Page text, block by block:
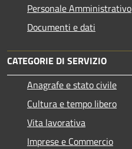
Personale Amministrativo
Documenti e dati
CATEGORIE DI SERVIZIO
Anagrafe e stato civile
Cultura e tempo libero
Vita lavorativa
Imprese e Commercio